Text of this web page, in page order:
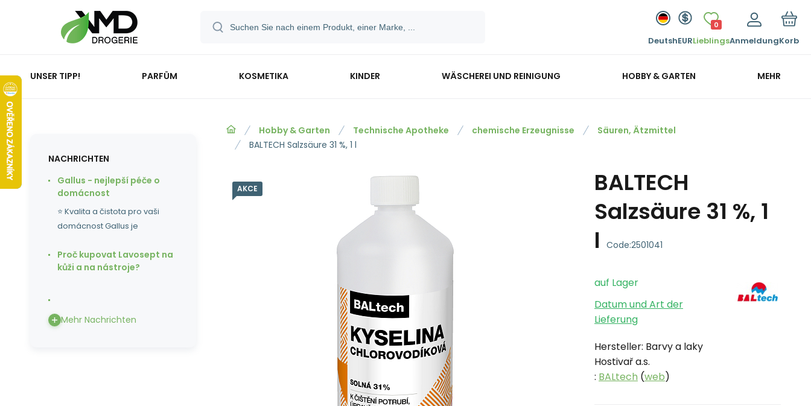
DeutshEUR
0
LieblingsAnmeldungKorb
UNSER TIPP! PARFÜM KOSMETIKA KINDER WÄSCHEREI UND REINIGUNG HOBBY & GARTEN MEHR
Hobby & Garten Technische Apotheke chemische Erzeugnisse
Säuren, Ätzmittel
BALTECH Salzsäure 31 %, 1 l
AKCE
BALTECH
Salzsäure 31 %, 1
l Code:2501041
auf Lager
Datum und Art der
Lieferung
Hersteller: Barvy a laky
Hostivař a.s.
: BALtech (web)
NACHRICHTEN
Gallus - nejlepší péče o
domácnost
⭐ Kvalita a čistota pro vaši
domácnost Gallus je
Proč kupovat Lavosept na
kůži a na nástroje?
Mehr Nachrichten